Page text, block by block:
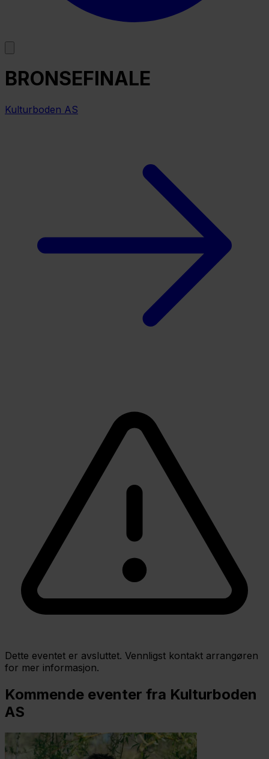
BRONSEFINALE
Kulturboden AS
Dette eventet er avsluttet. Vennligst kontakt arrangøren
for mer informasjon.
Kommende eventer fra Kulturboden
AS